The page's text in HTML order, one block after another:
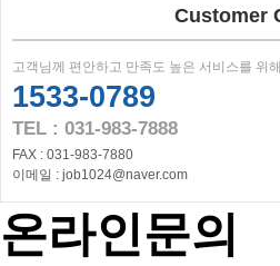
Customer
고객님께 편안하고 만족도 높은 서비스를 위
1533-0789
TEL : 031-983-7888
FAX : 031-983-7880
이메일 : job1024@naver.com
온라인문의